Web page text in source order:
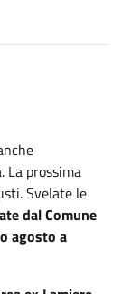
La prossima
Svelate le
dal Comune
agosto a